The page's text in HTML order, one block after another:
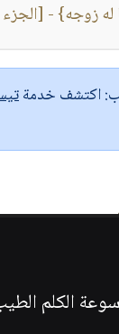
زوجه} - [الجزء
اكتشف خدمة
الكلم